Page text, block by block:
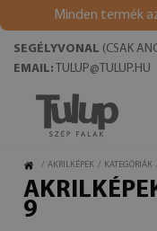
Minden termék
SEGÉLYVONAL (CSAK
EMAIL: TULUP@TULUP.HU
/ AKRILKÉPEK / KATEGÓRIÁK
9